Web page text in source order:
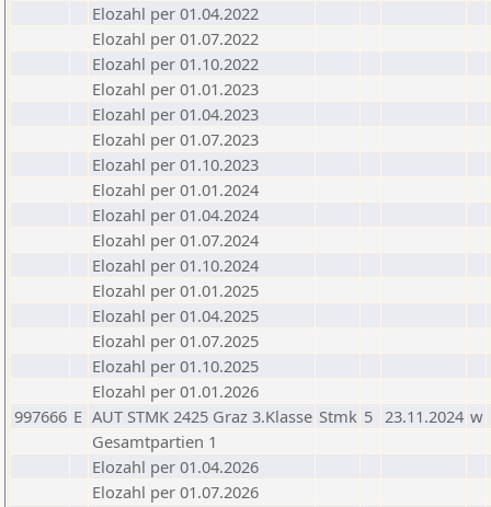
Elozahl per 01.04.2022
Elozahl per 01.07.2022
Elozahl per 01.10.2022
Elozahl per 01.01.2023
Elozahl per 01.04.2023
Elozahl per 01.07.2023
Elozahl per 01.10.2023
Elozahl per 01.01.2024
Elozahl per 01.04.2024
Elozahl per 01.07.2024
Elozahl per 01.10.2024
Elozahl per 01.01.2025
Elozahl per 01.04.2025
Elozahl per 01.07.2025
Elozahl per 01.10.2025
Elozahl per 01.01.2026
997666 E AUT STMK 2425 Graz 3.Klasse Stmk 5 23.11.2024 w
Gesamtpartien 1
Elozahl per 01.04.2026
Elozahl per 01.07.2026